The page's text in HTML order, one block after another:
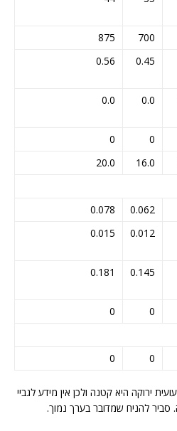
700
875
0.45
0.56
0.0
0.0
0
0
16.0
20.0
0.062
0.078
0.012
0.015
0.145
0.181
0
0
0
0
ירוקה היא קטנה ולכן אין מידע לגביי
סביר להניח שמדובר בערך נמוך.